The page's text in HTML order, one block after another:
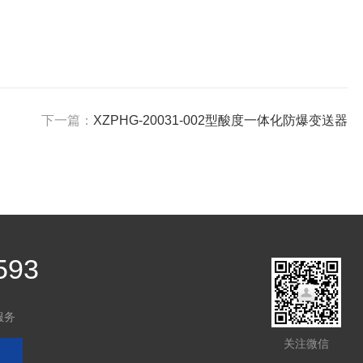
下一篇： XZPHG-20031-002型酸度一体化防爆变送器
务
关注微信